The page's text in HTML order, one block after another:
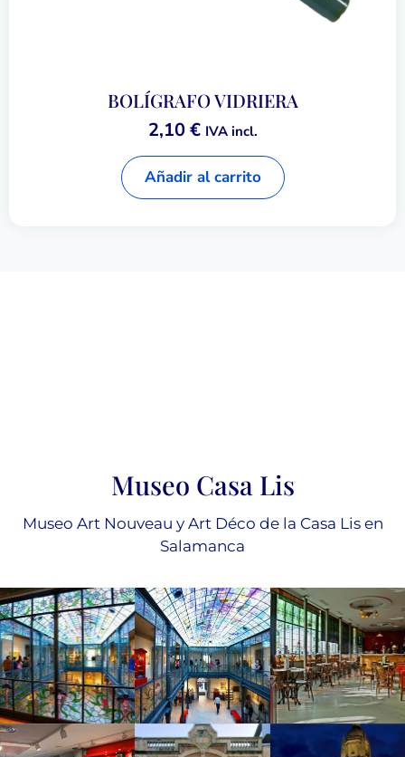
BOLÍGRAFO VIDRIERA
2,10€ IVA incl.
Añadir al carrito
Museo Casa Lis
Museo Art Nouveau y Art Déco de la Casa Lis en
Salamanca